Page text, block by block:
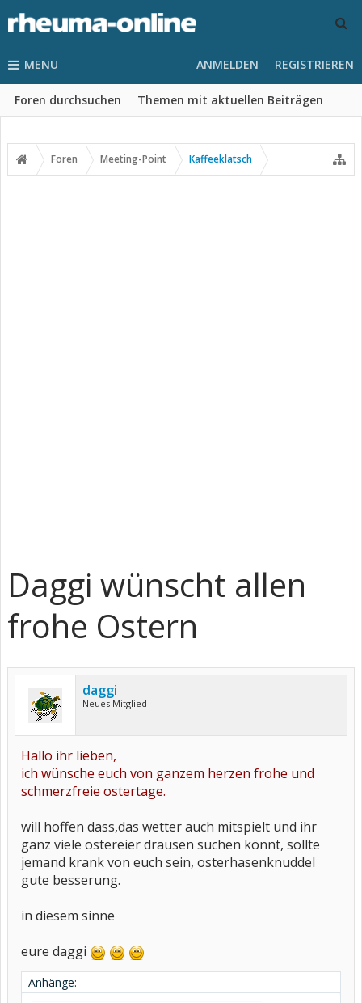
MENU
Foren durchsuchen Themen mit aktuellen Beiträgen
ANMELDEN REGISTRIEREN
Foren Meeting-Point Kaffeeklatsch
Daggi wünscht allen
frohe Ostern
daggi
Neues Mitglied
Hallo ihr lieben,
ich wünsche euch von ganzem herzen frohe und
schmerzfreie ostertage.
will hoffen dass,das wetter auch mitspielt und ihr
ganz viele ostereier drausen suchen könnt, sollte
jemand krank von euch sein, osterhasenknuddel
gute besserung.
in diesem sinne
eure daggi
Anhänge: